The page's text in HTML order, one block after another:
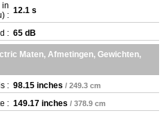
in
: 12.1 s
: 65 dB
Maten, Afmetingen, Gewichten,
: 98.15 inches / 249.3 cm
: 149.17 inches / 378.9 cm